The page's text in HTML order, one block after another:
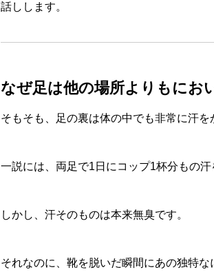
話しします。
なぜ足は他の場所よりもにお
そもそも、足の裏は体の中でも非常に汗を
一説には、両足で1日にコップ1杯分もの汗
しかし、汗そのものは本来無臭です。
それなのに、靴を脱いだ瞬間にあの独特